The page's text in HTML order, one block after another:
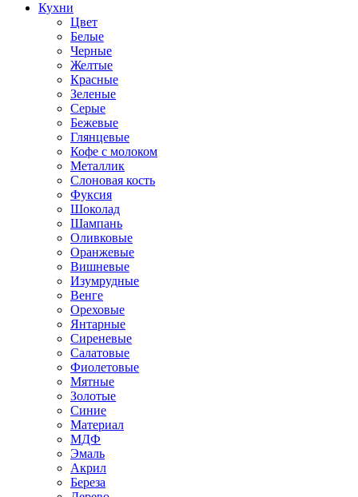
Кухни
Цвет
Белые
Черные
Желтые
Красные
Зеленые
Серые
Бежевые
Глянцевые
Кофе с молоком
Металлик
Слоновая кость
Фуксия
Шоколад
Шампань
Оливковые
Оранжевые
Вишневые
Изумрудные
Венге
Ореховые
Янтарные
Сиреневые
Салатовые
Фиолетовые
Мятные
Золотые
Синие
Материал
МДФ
Эмаль
Акрил
Береза